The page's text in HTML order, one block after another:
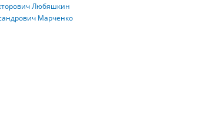
Любяшкин
Марченко